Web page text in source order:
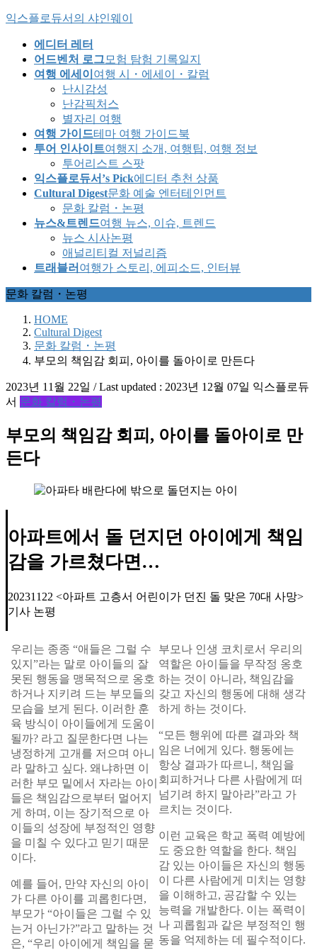
Skip
content
Skip
Navigation
익스플로듀서의 샤인웨이
에디터 레터
어드벤처 로그모험 탐험 기록일지
여행 에세이 여행 시・에세이・칼럼
난시감성
난감픽처스
별자리 여행
여행 가이드테마 여행 가이드북
투어 인사이트여행지 소개, 여행팁, 여행 정보
투어리스트 스팟
익스플로듀서’s Pick에디터 추천 상품
Cultural Digest문화 예술 엔터테인먼트
문화 칼럼・논평
뉴스&트렌드여행 뉴스, 이슈, 트렌드
뉴스 시사논평
애널리티컬 저널리즘
트래블러 여행가 스토리, 에피소드, 인터뷰
문화 칼럼・논평
HOME
Cultural Digest
문화 칼럼・논평
부모의 책임감 회피, 아이를 돌아이로 만든다
2023년 11월 22일 / Last updated : 2023년 12월 07일 익스플로듀
서 문화 칼럼・논평
부모의 책임감 회피, 아이를 돌아이로 만
든다
아파트에서 돌 던지던 아이에게 책임
감을 가르쳤다면…
20231122 <아파트 고층서 어린이가 던진 돌 맞은 70대 사망>
기사 논평
우리는 종종 “애들은 그럴 수
있지”라는 말로 아이들의 잘
못된 행동을 맹목적으로 옹호
하거나 지키려 드는 부모들의
모습을 보게 된다. 이러한 훈
육 방식이 아이들에게 도움이
될까? 라고 질문한다면 나는
냉정하게 고개를 저으며 아니
라 말하고 싶다. 왜냐하면 이
러한 부모 밑에서 자라는 아이
들은 책임감으로부터 멀어지
게 하며, 이는 장기적으로 아
이들의 성장에 부정적인 영향
을 미칠 수 있다고 믿기 때문
이다.
예를 들어, 만약 자신의 아이
가 다른 아이를 괴롭힌다면,
부모가 “아이들은 그럴 수 있
는거 아닌가?”라고 말하는 것
은, “우리 아이에게 책임을 묻
부모나 인생 코치로서 우리의
역할은 아이들을 무작정 옹호
하는 것이 아니라, 책임감을
갖고 자신의 행동에 대해 생각
하게 하는 것이다.
“모든 행위에 따른 결과와 책
임은 너에게 있다. 행동에는
항상 결과가 따르니, 책임을
회피하거나 다른 사람에게 떠
넘기려 하지 말아라”라고 가
르치는 것이다.
이런 교육은 학교 폭력 예방에
도 중요한 역할을 한다. 책임
감 있는 아이들은 자신의 행동
이 다른 사람에게 미치는 영향
을 이해하고, 공감할 수 있는
능력을 개발한다. 이는 폭력이
나 괴롭힘과 같은 부정적인 행
동을 억제하는 데 필수적이다.